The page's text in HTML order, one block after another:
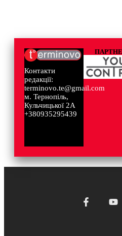
Контакти
редакції:
terminovo.te@gmail.com
м. Тернопіль,
Кульчицької 2А
+380935295439